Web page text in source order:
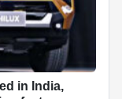
in India,